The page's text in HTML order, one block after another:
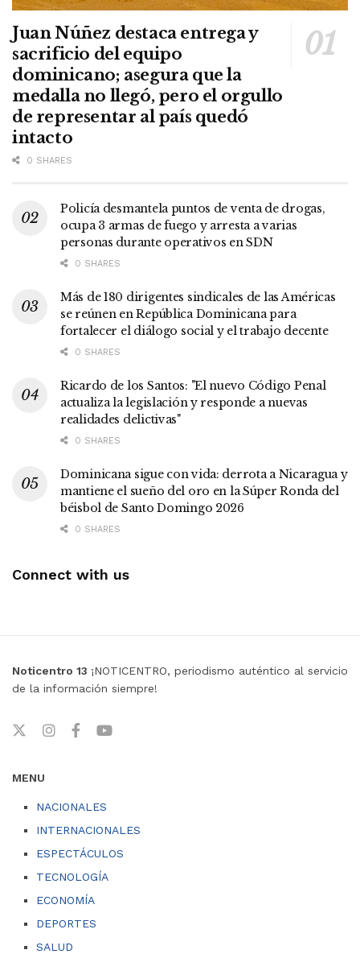
Juan Núñez destaca entrega y
sacrificio del equipo
dominicano; asegura que la
medalla no llegó, pero el orgullo
de representar al país quedó
intacto
0 SHARES
Policía desmantela puntos de venta de drogas,
ocupa 3 armas de fuego y arresta a varias
personas durante operativos en SDN
0 SHARES
Más de 180 dirigentes sindicales de las Américas
se reúnen en República Dominicana para
fortalecer el diálogo social y el trabajo decente
0 SHARES
Ricardo de los Santos: "El nuevo Código Penal
actualiza la legislación y responde a nuevas
realidades delictivas"
0 SHARES
Dominicana sigue con vida: derrota a Nicaragua y
mantiene el sueño del oro en la Súper Ronda del
béisbol de Santo Domingo 2026
0 SHARES
Connect with us
Noticentro 13 ¡NOTICENTRO, periodismo auténtico al servicio
de la información siempre!
MENU
NACIONALES
INTERNACIONALES
ESPECTÁCULOS
TECNOLOGÍA
ECONOMÍA
DEPORTES
SALUD